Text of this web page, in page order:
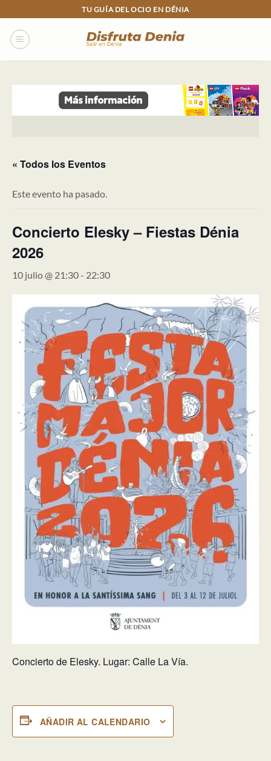
to
content
TU GUÍA DEL OCIO EN DÉNIA
« Todos los Eventos
Este evento ha pasado.
Concierto Elesky – Fiestas Dénia
2026
10 julio @ 21:30- 22:30
Concierto de Elesky. Lugar: Calle La Vía.
AÑADIR AL CALENDARIO